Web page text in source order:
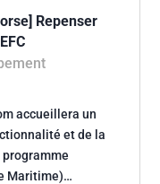
Repenser
accueillera un
et de la
programme
Maritime)…